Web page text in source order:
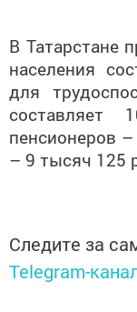
населения
для
пенсионеров
– 9 тысяч 125
Telegram-